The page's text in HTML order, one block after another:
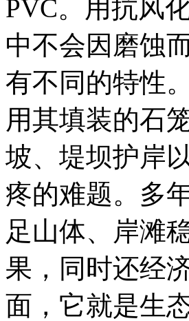
PVC。用抗风
中不会因磨蚀
有不同的特性
用其填装的石
坡、堤坝护岸
疼的难题。多
足山体、岸滩
果，同时还经
面，它就是生